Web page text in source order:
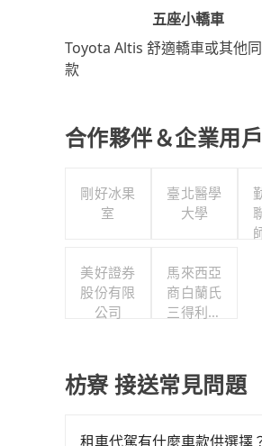
五座小轎車
Toyota Altis 舒適轎車或其他
款
合作夥伴＆企業用戶
剛好冰果
室
臺北醫學
大學
美好證券
股份有限
公司
馬來西亞
商白蘭氏
三得利股
公司
枋寮 接送常見問題
租車代駕有什麼車款供選擇